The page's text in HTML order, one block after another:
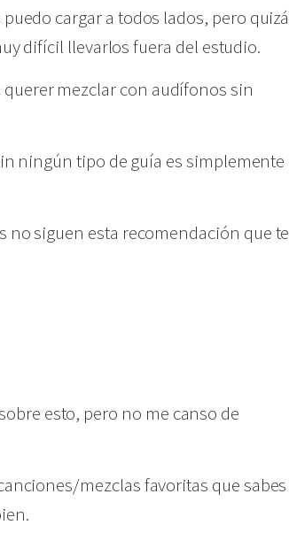
cargar a todos lados, pero quizá
difícil llevarlos fuera del estudio.
mezclar con audífonos sin
ningún tipo de guía es simplemente
no siguen esta recomendación que te
esto, pero no me canso de
mezclas favoritas que sabes